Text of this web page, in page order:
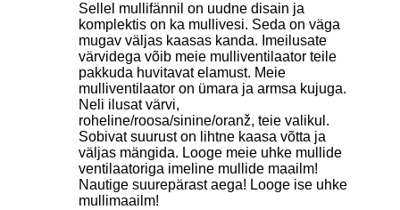
Sellel mullifännil on uudne disain ja
komplektis on ka mullivesi. Seda on väga
mugav väljas kaasas kanda. Imeilusate
värvidega võib meie mulliventilaator teile
pakkuda huvitavat elamust. Meie
mulliventilaator on ümara ja armsa kujuga.
Neli ilusat värvi,
roheline/roosa/sinine/oranž, teie valikul.
Sobivat suurust on lihtne kaasa võtta ja
väljas mängida. Looge meie uhke mullide
ventilaatoriga imeline mullide maailm!
Nautige suurepärast aega! Looge ise uhke
mullimaailm!